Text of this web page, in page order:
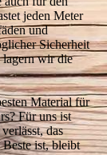
jeden Meter
und
Sicherheit
lagern wir die
Material für
Für uns ist
das
ist, bleibt